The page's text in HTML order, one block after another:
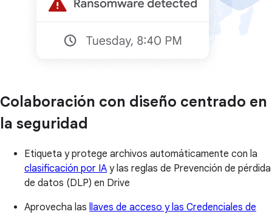
Colaboración con diseño centrado en
la seguridad
Etiqueta y protege archivos automáticamente con la
clasificación por IA y las reglas de Prevención de pérdida
de datos (DLP) en Drive
Aprovecha las llaves de acceso y las Credenciales de